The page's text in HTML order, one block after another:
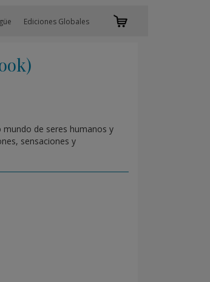
Ediciones Globales
de seres humanos y
sensaciones y